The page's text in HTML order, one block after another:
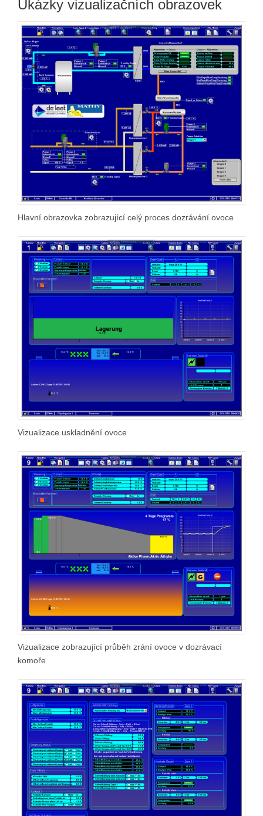
Ukázky vizualizačních obrazovek
Hlavní obrazovka zobrazující celý proces dozrávání ovoce
Vizualizace uskladnění ovoce
Vizualizace zobrazující průběh zrání ovoce v dozrávací
komoře